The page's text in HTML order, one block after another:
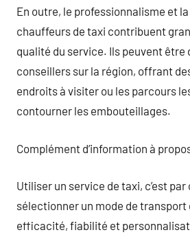
En outre, le professionnalisme et
chauffeurs de taxi contribuent
qualité du service. Ils peuvent être
conseillers sur la région, offrant
endroits à visiter ou les parcours
contourner les embouteillages.
Complément d’information à
Utiliser un service de taxi, c’est
sélectionner un mode de transport
efficacité, fiabilité et